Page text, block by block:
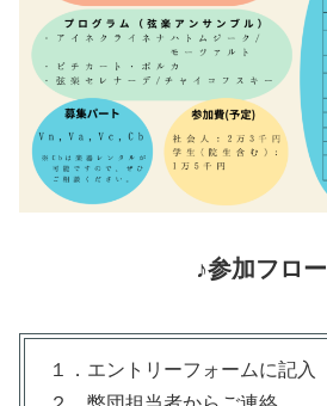
♪参加フロー
１．エントリーフォームに記入